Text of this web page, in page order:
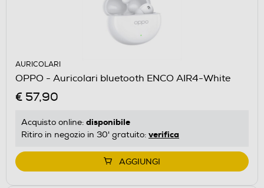
AURICOLARI
OPPO - Auricolari bluetooth ENCO AIR4-White
€ 57,90
Acquisto online: disponibile
Ritiro in negozio in 30' gratuito: verifica
AGGIUNGI